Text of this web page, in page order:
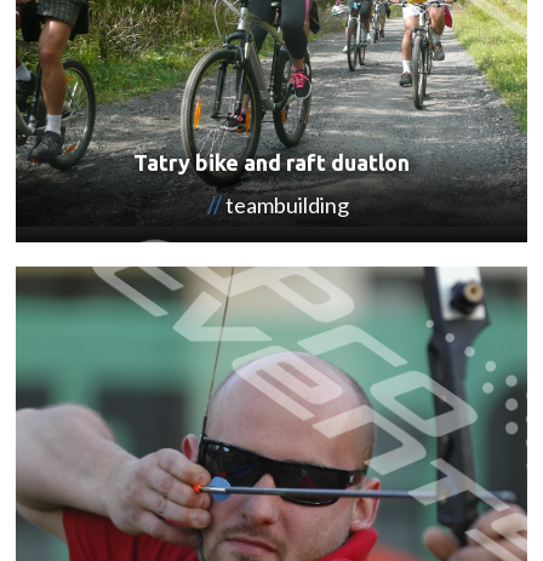
Tatry bike and raft duatlon
teambuilding